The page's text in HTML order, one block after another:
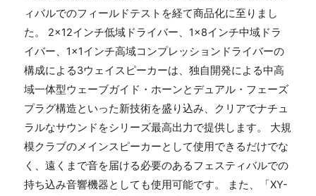
ィバルでのフィールドテストを経て商品化に至りまし
た。 2×12インチ低域ドライバー、1×8インチ中域ドラ
イバー、1×1インチ高域コンプレッションドライバーの
構成による3ウェイスピーカーは、独自開発による中高
域一体型ウェーブガイド・ホーンとデュアル・フェーズ
プラグ構造といった新技術を盛り込み、クリアでナチュ
ラルなサウンドをシリーズ最高出力で提供します。 大規
模クラブのメインスピーカーとして使用できるだけでな
く、遠くまで音を届ける必要のあるフェスティバルでの
持ち込み音響機器としても使用可能です。 また、「XY-